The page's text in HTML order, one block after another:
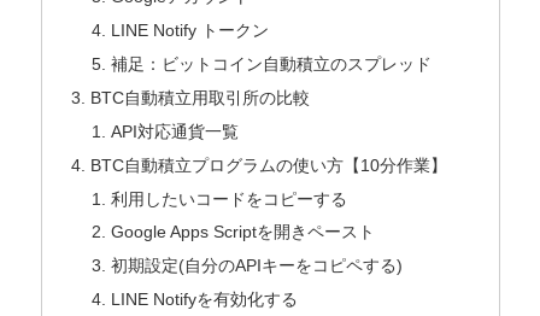
LINE Notify トークン
補足：ビットコイン自動積立のスプレッド
BTC自動積立用取引所の比較
API対応通貨一覧
BTC自動積立プログラムの使い方【10分作業】
利用したいコードをコピーする
Google Apps Scriptを開きペースト
初期設定(自分のAPIキーをコピペする)
LINE Notifyを有効化する